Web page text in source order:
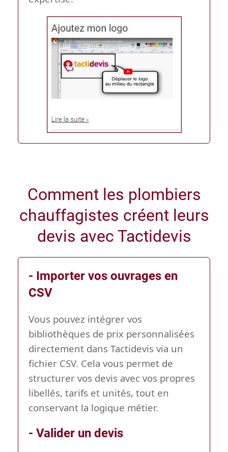
Comment les plombiers
chauffagistes créent leurs
devis avec Tactidevis
- Importer vos ouvrages en
CSV
Vous pouvez intégrer vos
bibliothèques de prix personnalisées
directement dans Tactidevis via un
fichier CSV. Cela vous permet de
structurer vos devis avec vos propres
libellés, tarifs et unités, tout en
conservant la logique métier.
- Valider un devis